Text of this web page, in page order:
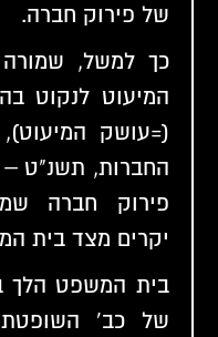
של פירוק חברה.
כך למשל, שמורה
המיעוט לנקוט
פירוק חברה
יקרים מצד בית
בית המשפט הלך
של כב' השופטת